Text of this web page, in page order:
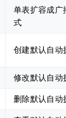
单表扩容成广
式
创建默认自动
修改默认自动
删除默认自动